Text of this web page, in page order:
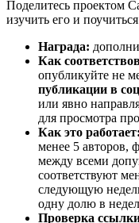
Поделитесь проектом
изучить его и
Награда:
Как
опубликуйте не
публикации в
или явно
для просмотра
Как это работает:
менее 5 авторов,
между всеми
соответствуют
следующую
одну долю в
Проверка